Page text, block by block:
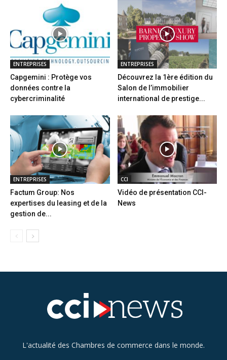
ENTREPRISES
Capgemini : Protège vos
données contre la
cybercriminalité
ENTREPRISES
Découvrez la 1ère édition du
Salon de l’immobilier
international de prestige...
ENTREPRISES
Factum Group: Nos
expertises du leasing et de la
gestion de...
CCI
Vidéo de présentation CCI-
News
L'actualité des Chambres de commerce dans le monde.